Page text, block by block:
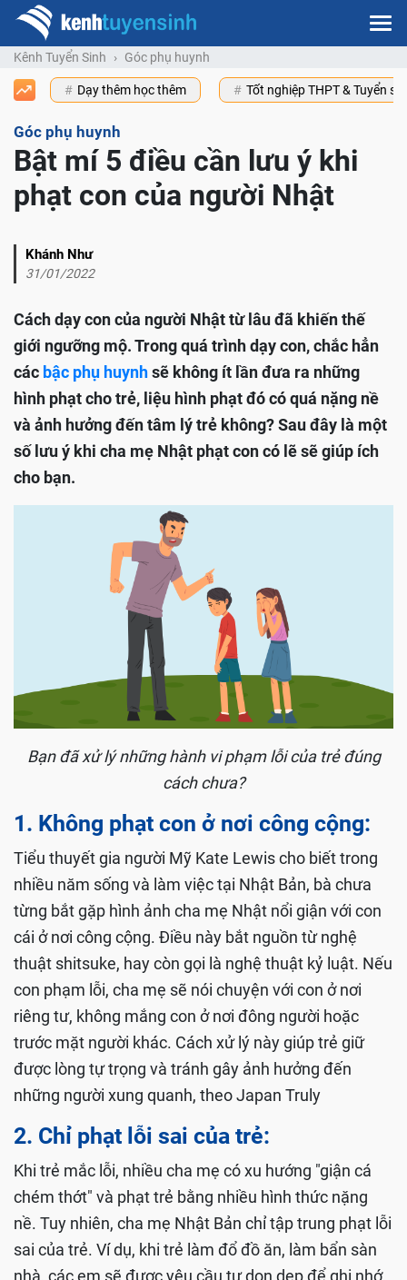
Kênh Tuyển Sinh Góc phụ huynh
Dạy thêm học thêm Tốt nghiệp THPT & Tuyển
Góc phụ huynh
Bật mí 5 điều cần lưu ý khi
phạt con của người Nhật
Khánh Như
31/01/2022
Cách dạy con của người Nhật từ lâu đã khiến thế
giới ngưỡng mộ. Trong quá trình dạy con, chắc hẳn
các bậc phụ huynhsẽ không ít lần đưa ra những
hình phạt cho trẻ, liệu hình phạt đó có quá nặng nề
và ảnh hưởng đến tâm lý trẻ không? Sau đây là một
số lưu ý khi cha mẹ Nhật phạt con có lẽ sẽ giúp ích
cho bạn.
Bạn đã xử lý những hành vi phạm lỗi của trẻ đúng
cách chưa?
1. Không phạt con ở nơi công cộng:
Tiểu thuyết gia người Mỹ Kate Lewis cho biết trong
nhiều năm sống và làm việc tại Nhật Bản, bà chưa
từng bắt gặp hình ảnh cha mẹ Nhật nổi giận với con
cái ở nơi công cộng. Điều này bắt nguồn từ nghệ
thuật shitsuke, hay còn gọi là nghệ thuật kỷ luật. Nếu
con phạm lỗi, cha mẹ sẽ nói chuyện với con ở nơi
riêng tư, không mắng con ở nơi đông người hoặc
trước mặt người khác. Cách xử lý này giúp trẻ giữ
được lòng tự trọng và tránh gây ảnh hưởng đến
những người xung quanh, theo Japan Truly
2. Chỉ phạt lỗi sai của trẻ:
Khi trẻ mắc lỗi, nhiều cha mẹ có xu hướng "giận cá
chém thớt" và phạt trẻ bằng nhiều hình thức nặng
nề. Tuy nhiên, cha mẹ Nhật Bản chỉ tập trung phạt lỗi
sai của trẻ. Ví dụ, khi trẻ làm đổ đồ ăn, làm bẩn sàn
nhà, các em sẽ được yêu cầu tự dọn dẹp để ghi nhớ